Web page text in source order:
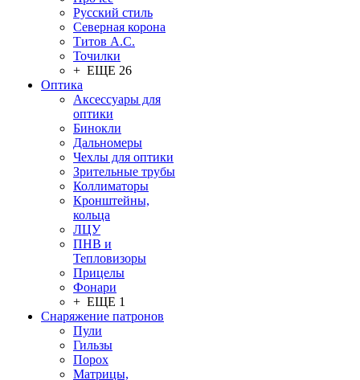
Русский стиль
Северная корона
Титов А.С.
Точилки
+ ЕЩЕ 26
Оптика
Аксессуары для
оптики
Бинокли
Дальномеры
Чехлы для оптики
Зрительные трубы
Коллиматоры
Кронштейны,
кольца
ЛЦУ
ПНВ и
Тепловизоры
Прицелы
Фонари
+ ЕЩЕ 1
Снаряжение патронов
Пули
Гильзы
Порох
Матрицы,